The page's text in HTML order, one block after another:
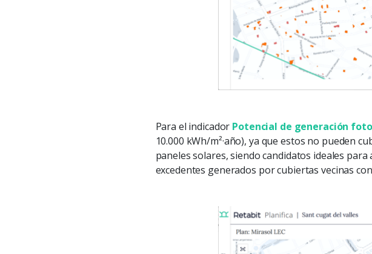
Para el indicador Potencial de generación
10.000 kWh/m²·año), ya que estos no pueden
paneles solares, siendo candidatos ideales
excedentes generados por cubiertas vecinas